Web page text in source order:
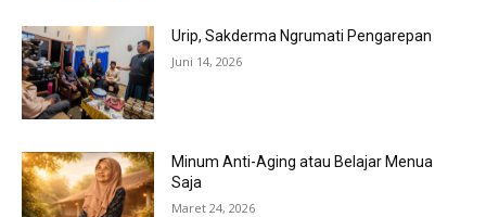
Urip, Sakderma Ngrumati Pengarepan
Juni 14, 2026
Minum Anti-Aging atau Belajar Menua
Saja
Maret 24, 2026